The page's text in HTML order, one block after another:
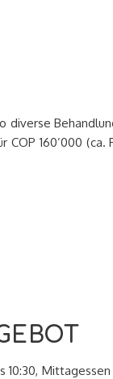
diverse
160’000 (ca.
Mittagessen